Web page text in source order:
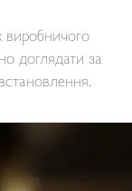
виробничого
доглядати за